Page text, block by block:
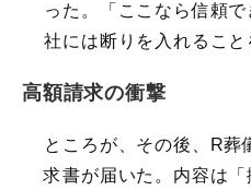
った。「ここなら信頼
社には断りを入れること
高額請求の衝撃
ところが、その後、R葬
求書が届いた。内容は「